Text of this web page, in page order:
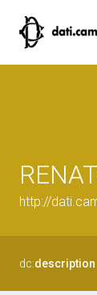
http://
dc:description